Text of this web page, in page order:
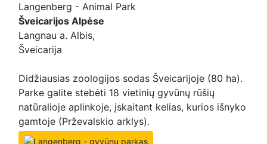
Langenberg - Animal Park
Šveicarijos Alpėse
Langnau a. Albis,
Šveicarija
Didžiausias zoologijos sodas Šveicarijoje (80 ha).
Parke galite stebėti 18 vietinių gyvūnų rūšių
natūralioje aplinkoje, įskaitant kelias, kurios išnyko
gamtoje (Prževalskio arklys).